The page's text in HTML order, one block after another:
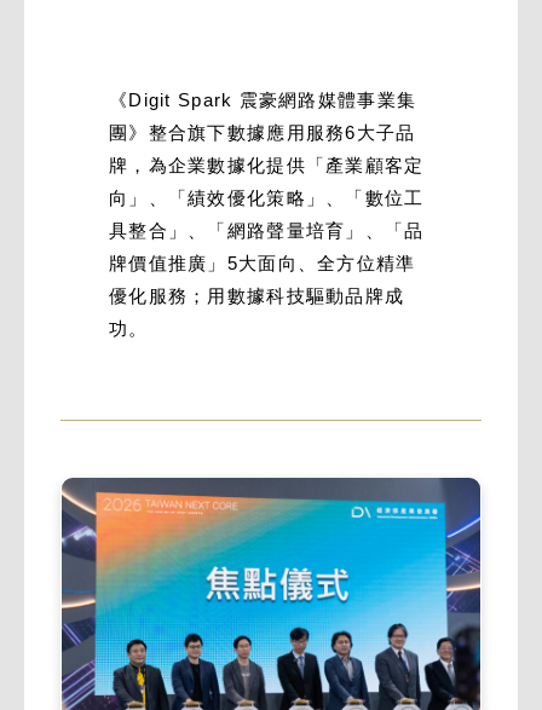
《Digit Spark 震豪網路媒體事業集
團》整合旗下數據應用服務6大子品
牌，為企業數據化提供「產業顧客定
向」、「績效優化策略」、「數位工
具整合」、「網路聲量培育」、「品
牌價值推廣」5大面向、全方位精準
優化服務；用數據科技驅動品牌成
功。